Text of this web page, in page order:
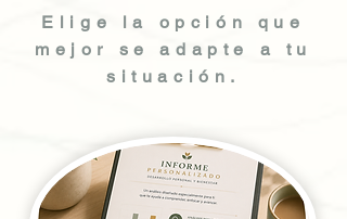
Elige la opción que
mejor se adapte a tu
situación.